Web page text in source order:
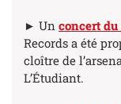
► Un concert
Records a été
cloître de
L’Étudiant.